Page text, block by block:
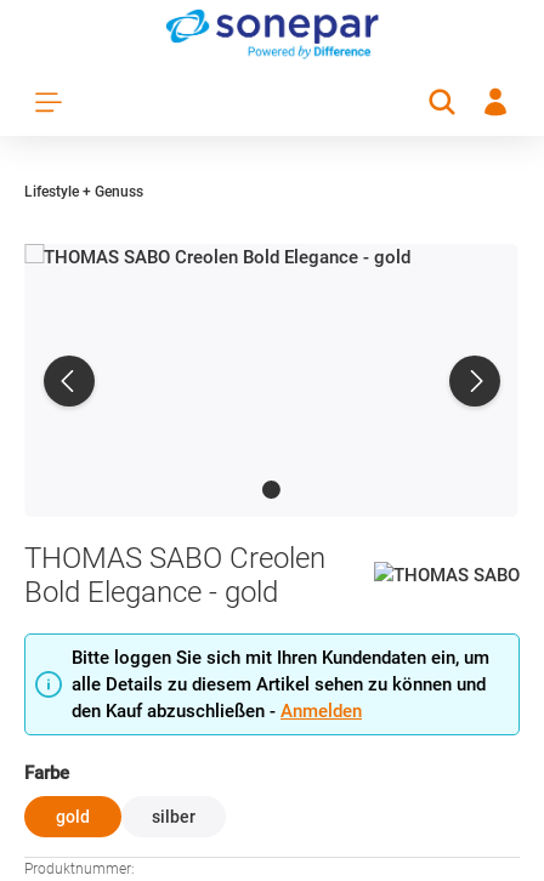
Zum Hauptinhalt springen
Lifestyle + Genuss
THOMAS SABO Creolen
Bold Elegance - gold
Bitte loggen Sie sich mit Ihren Kundendaten ein, um
alle Details zu diesem Artikel sehen zu können und
den Kauf abzuschließen - Anmelden
Farbeauswählen
gold silber
Produktnummer: